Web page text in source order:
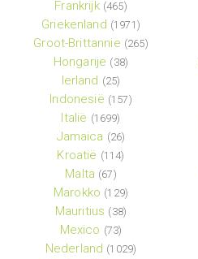
Frankrijk (465)
Griekenland (1971)
Groot-Brittannie (265)
Hongarije (38)
Ierland (25)
Indonesië (157)
Italië (1699)
Jamaica (26)
Kroatië (114)
Malta (67)
Marokko (129)
Mauritius (38)
Mexico (73)
Nederland (1029)